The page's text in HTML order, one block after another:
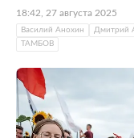
18:42, 27 августа 2025
Василий Анохин Дмитрий
ТАМБОВ